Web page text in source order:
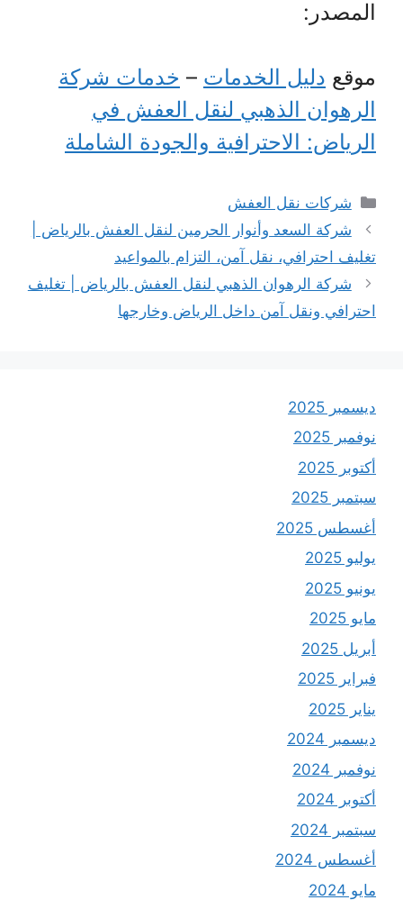
المصدر:
موقع دليل الخدمات – خدمات شركة
الرهوان الذهبي لنقل العفش في
الرياض: الاحترافية والجودة الشاملة
التصنيفات
شركات نقل العفش
شركة السعد وأنوار الحرمين لنقل العفش بالرياض |
تغليف احترافي، نقل آمن، التزام بالمواعيد
شركة الرهوان الذهبي لنقل العفش بالرياض | تغليف
احترافي ونقل آمن داخل الرياض وخارجها
ديسمبر 2025
نوفمبر 2025
أكتوبر 2025
سبتمبر 2025
أغسطس 2025
يوليو 2025
يونيو 2025
مايو 2025
أبريل 2025
فبراير 2025
يناير 2025
ديسمبر 2024
نوفمبر 2024
أكتوبر 2024
سبتمبر 2024
أغسطس 2024
مايو 2024